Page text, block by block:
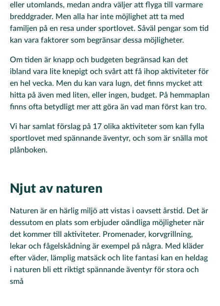
eller utomlands, medan andra väljer att flyga till varmare
breddgrader. Men alla har inte möjlighet att ta med
familjen på en resa under sportlovet. Såväl pengar som tid
kan vara faktorer som begränsar dessa möjligheter.
Om tiden är knapp och budgeten begränsad kan det
ibland vara lite knepigt och svårt att få ihop aktiviteter för
en hel vecka. Men du kan vara lugn, det finns mycket att
hitta på även med liten, eller ingen, budget. På hemmaplan
finns ofta betydligt mer att göra än vad man först kan tro.
Vi har samlat förslag på 17 olika aktiviteter som kan fylla
sportlovet med spännande äventyr, och som är snälla mot
plånboken.
Njut av naturen
Naturen är en härlig miljö att vistas i oavsett årstid. Det är
dessutom en plats som erbjuder oändliga möjligheter när
det kommer till aktiviteter. Promenader, korvgrillning,
lekar och fågelskådning är exempel på några. Med kläder
efter väder, lämplig matsäck och lite fantasi kan en heldag
i naturen bli ett riktigt spännande äventyr för stora och
små